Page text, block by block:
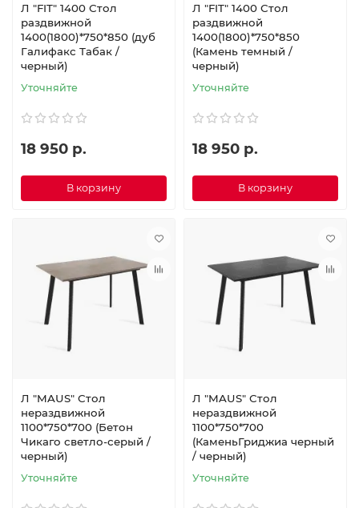
Л "FIT" 1400 Стол
раздвижной
1400(1800)*750*850 (дуб
Галифакс Табак /
черный)
Уточняйте
18 950 р.
В корзину
Л "FIT" 1400 Стол
раздвижной
1400(1800)*750*850
(Камень темный /
черный)
Уточняйте
18 950 р.
В корзину
Л "MAUS" Стол
нераздвижной
1100*750*700 (Бетон
Чикаго светло-серый /
черный)
Уточняйте
Л "MAUS" Стол
нераздвижной
1100*750*700
(КаменьГриджиа черный
/ черный)
Уточняйте